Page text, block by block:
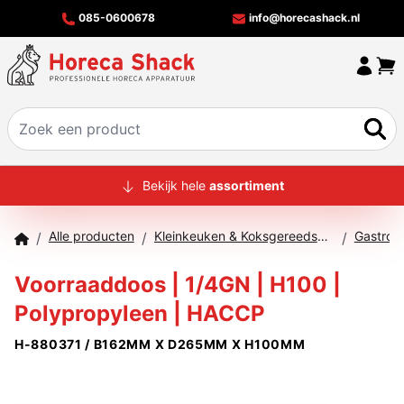
085-0600678 info@horecashack.nl
HOME
MERKEN
OFFERTECHECKER
CONTACT
Bekijk hele assortiment
/ Alle producten / Kleinkeuken & Koksgereedschap /
Voorraaddoos | 1/4GN | H100 |
Polypropyleen | HACCP
H-880371 / B162MM X D265MM X H100MM